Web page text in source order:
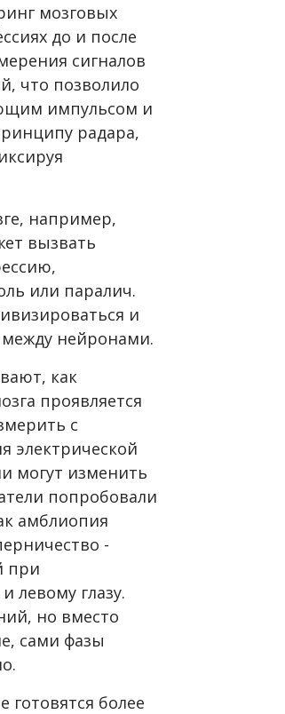
мозговых
до и после
сигналов
что позволило
импульсом и
радара,
например,
вызвать
или паралич.
и
нейронами.
как
проявляется
с
электрической
могут изменить
попробовали
амблиопия
-
при
левому глазу.
но вместо
сами фазы
более